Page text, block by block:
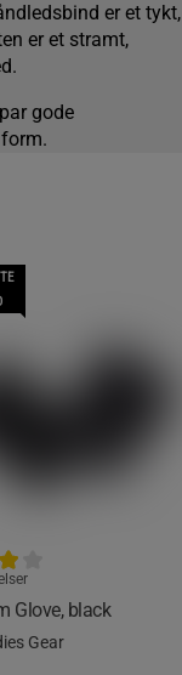
er et tykt,
er et stramt,
gode
Glove, black
Gear